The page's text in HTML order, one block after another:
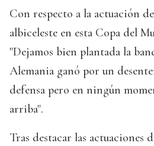
Con respecto a la actuación
albiceleste en esta Copa del
"Dejamos bien plantada la
Alemania ganó por un
defensa pero en ningún
arriba".
Tras destacar las actuaciones